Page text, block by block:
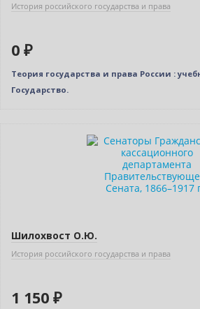
История российского государства и права
0 ₽
Теория государства и права России :
Государство.
Шилохвост О.Ю.
История российского государства и права
1 150 ₽